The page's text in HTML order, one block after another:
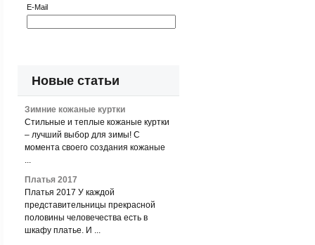
E-Mail
Новые статьи
Зимние кожаные куртки
Стильные и теплые кожаные куртки
– лучший выбор для зимы! С
момента своего создания кожаные
...
Платья 2017
Платья 2017 У каждой
представительницы прекрасной
половины человечества есть в
шкафу платье. И ...